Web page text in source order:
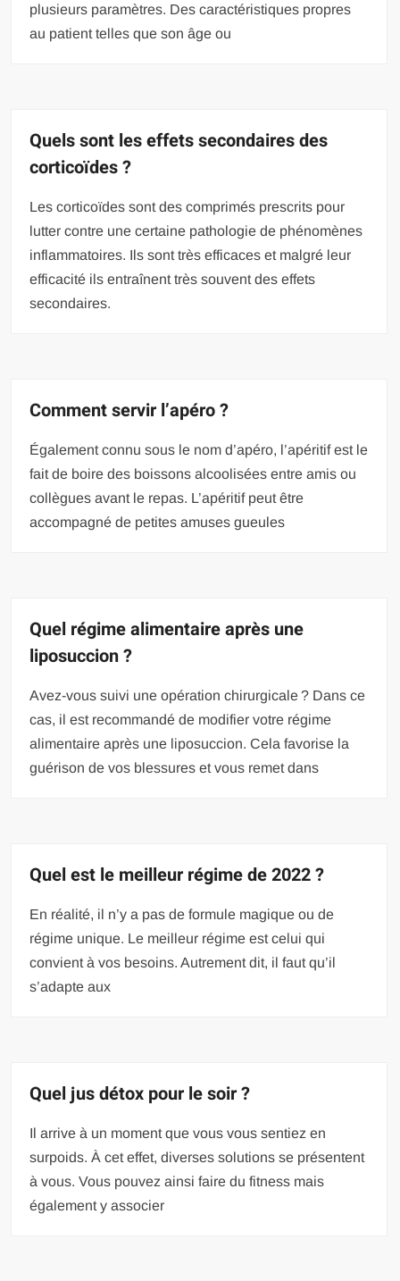
plusieurs paramètres. Des caractéristiques propres
au patient telles que son âge ou
Quels sont les effets secondaires des
corticoïdes ?
Les corticoïdes sont des comprimés prescrits pour
lutter contre une certaine pathologie de phénomènes
inflammatoires. Ils sont très efficaces et malgré leur
efficacité ils entraînent très souvent des effets
secondaires.
Comment servir l’apéro ?
Également connu sous le nom d’apéro, l’apéritif est le
fait de boire des boissons alcoolisées entre amis ou
collègues avant le repas. L’apéritif peut être
accompagné de petites amuses gueules
Quel régime alimentaire après une
liposuccion ?
Avez-vous suivi une opération chirurgicale ? Dans ce
cas, il est recommandé de modifier votre régime
alimentaire après une liposuccion. Cela favorise la
guérison de vos blessures et vous remet dans
Quel est le meilleur régime de 2022 ?
En réalité, il n’y a pas de formule magique ou de
régime unique. Le meilleur régime est celui qui
convient à vos besoins. Autrement dit, il faut qu’il
s’adapte aux
Quel jus détox pour le soir ?
Il arrive à un moment que vous vous sentiez en
surpoids. À cet effet, diverses solutions se présentent
à vous. Vous pouvez ainsi faire du fitness mais
également y associer